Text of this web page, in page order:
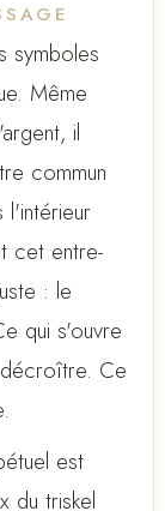
symboles
Même
il
commun
l'intérieur
cet entre-
: le
qui s'ouvre
Ce
est
du triskel